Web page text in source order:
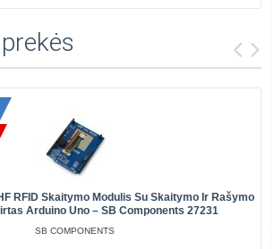
RFID Skaitymo Modulis Su Skaitymo Ir Rašymo
Arduino Uno – SB Components 27231
SB COMPONENTS